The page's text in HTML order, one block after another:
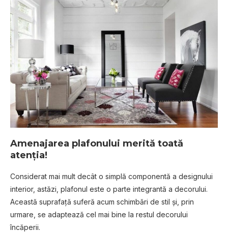
Amenajarea plafonului merită toată
atenţia!
Considerat mai mult decât o simplă componentă a designului
interior, astăzi, plafonul este o parte integrantă a decorului.
Această suprafață suferă acum schimbări de stil și, prin
urmare, se adaptează cel mai bine la restul decorului
încăperii.